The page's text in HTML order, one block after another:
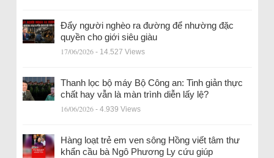
Đẩy người nghèo ra đường để nhường đặc
quyền cho giới siêu giàu
17/06/2026 - 14.527 Views
Thanh lọc bộ máy Bộ Công an: Tinh giản thực
chất hay vẫn là màn trình diễn lấy lệ?
16/06/2026 - 4.939 Views
Hàng loạt trẻ em ven sông Hồng viết tâm thư
khẩn cầu bà Ngô Phương Ly cứu giúp